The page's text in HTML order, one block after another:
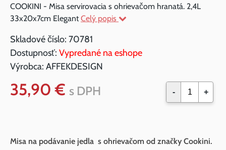
COOKINI - Misa servirovacia s ohrievačom hranatá. 2,4L
33x20x7cm Elegant Celý popis
Skladové číslo: 70781
Dostupnosť: Vypredané na eshope
Výrobca: AFFEKDESIGN
35,90 € s DPH - +
Misa na podávanie jedla s ohrievačom od značky Cookini.